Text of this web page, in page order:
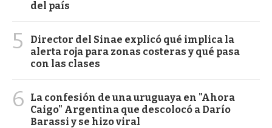
del país
5
Director del Sinae explicó qué implica la
alerta roja para zonas costeras y qué pasa
con las clases
6
La confesión de una uruguaya en "Ahora
Caigo" Argentina que descolocó a Darío
Barassi y se hizo viral